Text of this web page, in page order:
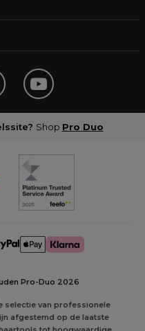
Shop Pro Duo
Pro-Duo 2026
selectie van professionele
afgestemd op de laatste